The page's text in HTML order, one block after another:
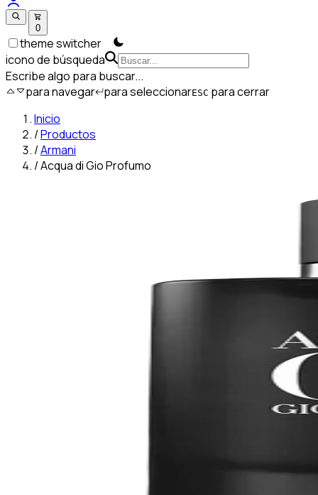
0
theme switcher
icono de búsqueda
Escribe algo para buscar...
para navegar para seleccionarESC para cerrar
Inicio
/Productos
/Armani
/Acqua di Gio Profumo